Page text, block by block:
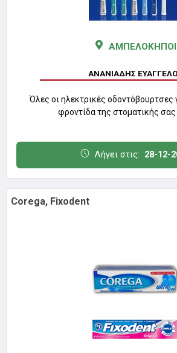
ΑΜΠΕΛΟΚΗΠΟΙ
ΑΝΑΝΙΑΔΗΣ
Όλες οι ηλεκτρικές οδοντόβουρτσες
φροντίδα της στοματικής σας
Λήγει στις: 28-12-
Corega, Fixodent